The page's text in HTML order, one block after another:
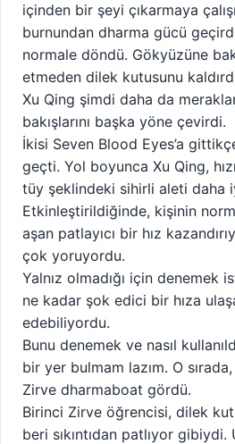
içinden bir şeyi çıkarmaya
burnundan dharma gücü
normale döndü. Gökyüzüne
etmeden dilek kutusunu
Xu Qing şimdi daha da
bakışlarını başka yöne çevirdi.
İkisi Seven Blood Eyes’a
geçti. Yol boyunca Xu Qing,
tüy şeklindeki sihirli aleti daha
Etkinleştirildiğinde, kişinin
aşan patlayıcı bir hız
çok yoruyordu.
Yalnız olmadığı için denemek
ne kadar şok edici bir hıza
edebiliyordu.
Bunu denemek ve nasıl
bir yer bulmam lazım. O
Zirve dharmaboat gördü.
Birinci Zirve öğrencisi, dilek
beri sıkıntıdan patlıyor gibiydi.